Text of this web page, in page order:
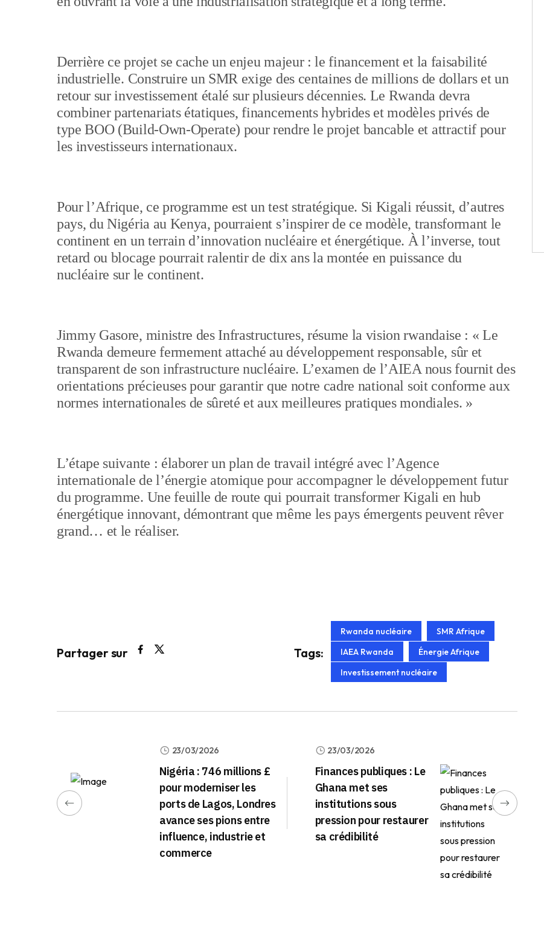
Derrière ce projet se cache un enjeu majeur : le financement et la faisabilité
industrielle. Construire un SMR exige des centaines de millions de dollars et un
retour sur investissement étalé sur plusieurs décennies. Le Rwanda devra
combiner partenariats étatiques, financements hybrides et modèles privés de
type BOO (Build-Own-Operate) pour rendre le projet bancable et attractif pour
les investisseurs internationaux.
Pour l’Afrique, ce programme est un test stratégique. Si Kigali réussit, d’autres
pays, du Nigéria au Kenya, pourraient s’inspirer de ce modèle, transformant le
continent en un terrain d’innovation nucléaire et énergétique. À l’inverse, tout
retard ou blocage pourrait ralentir de dix ans la montée en puissance du
nucléaire sur le continent.
Jimmy Gasore, ministre des Infrastructures, résume la vision rwandaise : « Le
Rwanda demeure fermement attaché au développement responsable, sûr et
transparent de son infrastructure nucléaire. L’examen de l’AIEA nous fournit des
orientations précieuses pour garantir que notre cadre national soit conforme aux
normes internationales de sûreté et aux meilleures pratiques mondiales. »
L’étape suivante : élaborer un plan de travail intégré avec l’Agence
internationale de l’énergie atomique pour accompagner le développement futur
du programme. Une feuille de route qui pourrait transformer Kigali en hub
énergétique innovant, démontrant que même les pays émergents peuvent rêver
grand… et le réaliser.
Partager sur Tags:
Rwanda nucléaire
SMR Afrique
IAEA Rwanda
Énergie Afrique
Investissement nucléaire
23/03/2026
Nigéria : 746 millions £
pour moderniser les
ports de Lagos, Londres
avance ses pions entre
influence, industrie et
commerce
23/03/2026
Finances publiques : Le
Ghana met ses
institutions sous
pression pour restaurer
sa crédibilité